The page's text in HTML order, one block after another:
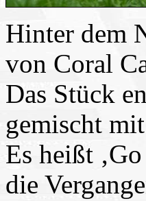
Hinter dem
von Coral
Das Stück
gemischt
Es heißt
die